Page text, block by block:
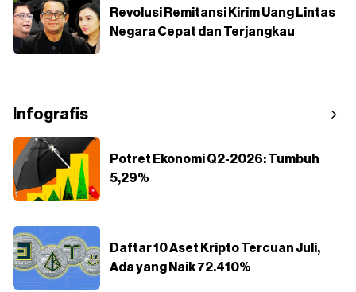
Revolusi Remitansi Kirim Uang Lintas
Negara Cepat dan Terjangkau
Infografis
Potret Ekonomi Q2-2026: Tumbuh
5,29%
Daftar 10 Aset Kripto Tercuan Juli,
Ada yang Naik 72.410%